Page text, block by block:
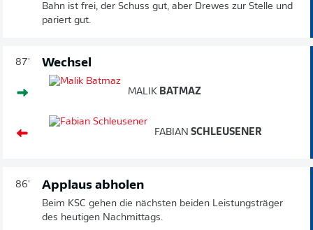
Bahn ist frei, der Schuss gut, aber Drewes zur Stelle und
pariert gut.
87' Wechsel
MALIK BATMAZ
FABIAN SCHLEUSENER
86' Applaus abholen
Beim KSC gehen die nächsten beiden Leistungsträger
des heutigen Nachmittags.